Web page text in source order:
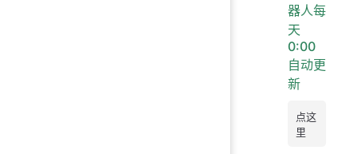
器人每
天
0:00
自动更
新
点这
里